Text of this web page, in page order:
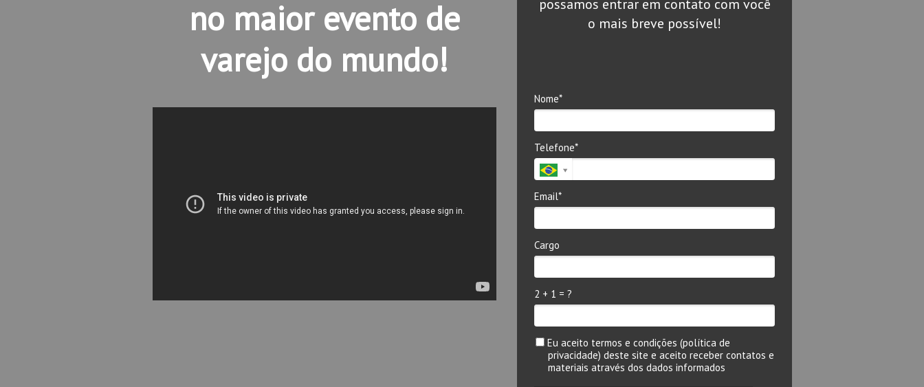
no maior evento de
varejo do mundo!
possamos entrar em contato com você
o mais breve possível!
Nome*
Telefone*
Email*
Cargo
2 + 1 = ?
Eu aceito termos e condições (política de
privacidade) deste site e aceito receber contatos e
materiais através dos dados informados